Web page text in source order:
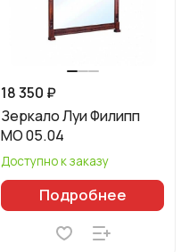
18 350 ₽
Зеркало Луи Филипп
МО 05.04
Доступно к заказу
Подробнее